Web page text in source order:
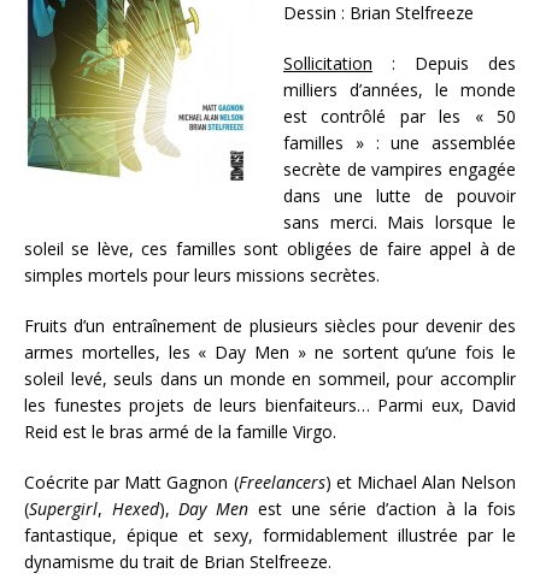
Dessin : Brian Stelfreeze
Sollicitation : Depuis des
milliers d’années, le monde
est contrôlé par les « 50
familles » : une assemblée
secrète de vampires engagée
dans une lutte de pouvoir
sans merci. Mais lorsque le
soleil se lève, ces familles sont obligées de faire appel à de
simples mortels pour leurs missions secrètes.
Fruits d’un entraînement de plusieurs siècles pour devenir des
armes mortelles, les « Day Men » ne sortent qu’une fois le
soleil levé, seuls dans un monde en sommeil, pour accomplir
les funestes projets de leurs bienfaiteurs… Parmi eux, David
Reid est le bras armé de la famille Virgo.
Coécrite par Matt Gagnon (Freelancers) et Michael Alan Nelson
(Supergirl, Hexed),Day Men est une série d’action à la fois
fantastique, épique et sexy, formidablement illustrée par le
dynamisme du trait de Brian Stelfreeze.